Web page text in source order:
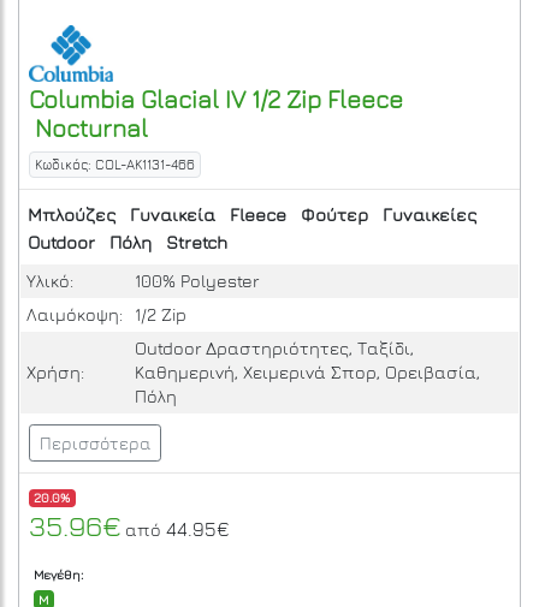
Columbia Glacial IV 1/2 Zip Fleece
Nocturnal
Κωδικός: COL-AK1131-466
Μπλούζες Γυναικεία Fleece Φούτερ
Γυναικείες
Outdoor
Πόλη
Stretch
Υλικό:
100% Polyester
Λαιμόκοψη:
1/2 Zip
Χρήση:
Outdoor Δραστηριότητες, Ταξίδι,
Καθημερινή, Χειμερινά Σπορ, Ορειβασία,
Πόλη
Περισσότερα
20.0%
35.96€ από 44.95€
Μεγέθη:
M